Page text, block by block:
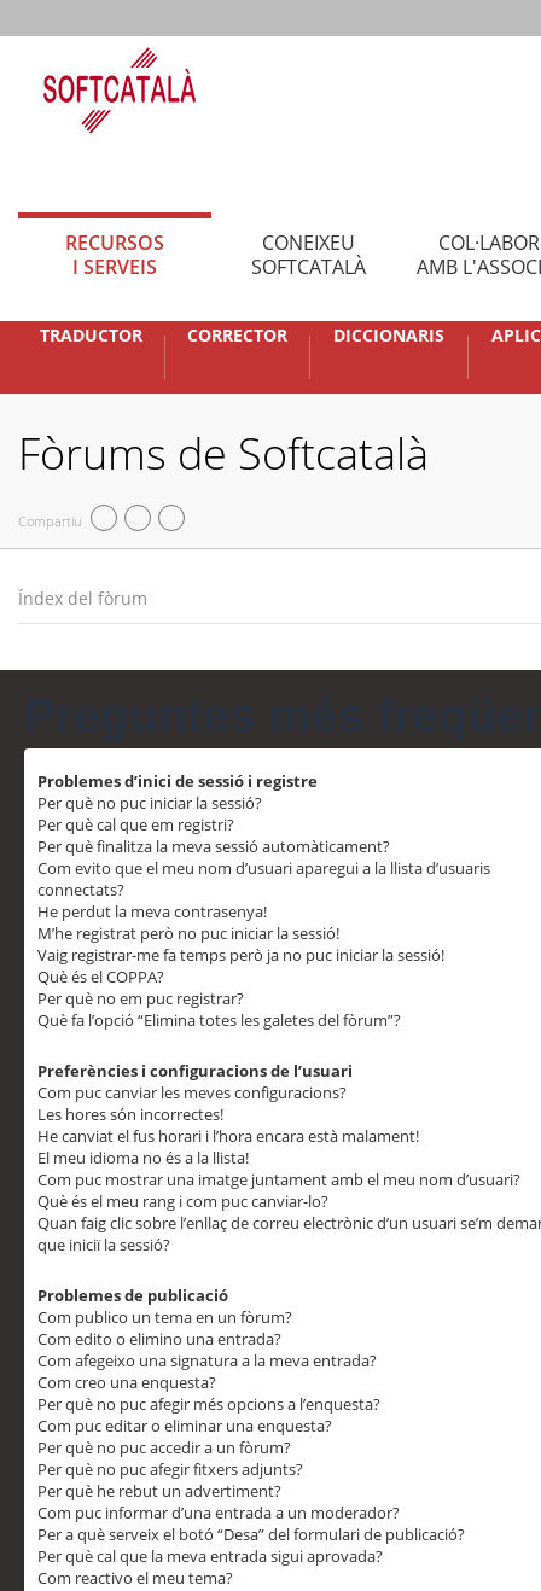
RECURSOS
I SERVEIS
CONEIXEU
SOFTCATALÀ
AMB
TRADUCTOR CORRECTOR DICCIONARIS
Fòrums de Softcatalà
Compartiu
Índex del fòrum
Problemes d’inici de sessió i registre
Per què no puc iniciar la sessió?
Per què cal que em registri?
Per què finalitza la meva sessió automàticament?
Com evito que el meu nom d’usuari aparegui a la llista d’usuaris
connectats?
He perdut la meva contrasenya!
M’he registrat però no puc iniciar la sessió!
Vaig registrar-me fa temps però ja no puc iniciar la sessió!
Què és el COPPA?
Per què no em puc registrar?
Què fa l’opció “Elimina totes les galetes del fòrum”?
Preferències i configuracions de l’usuari
Com puc canviar les meves configuracions?
Les hores són incorrectes!
He canviat el fus horari i l’hora encara està malament!
El meu idioma no és a la llista!
Com puc mostrar una imatge juntament amb el meu nom d’usuari?
Què és el meu rang i com puc canviar-lo?
Quan faig clic sobre l’enllaç de correu electrònic d’un usuari se’m
que iniciï la sessió?
Problemes de publicació
Com publico un tema en un fòrum?
Com edito o elimino una entrada?
Com afegeixo una signatura a la meva entrada?
Com creo una enquesta?
Per què no puc afegir més opcions a l’enquesta?
Com puc editar o eliminar una enquesta?
Per què no puc accedir a un fòrum?
Per què no puc afegir fitxers adjunts?
Per què he rebut un advertiment?
Com puc informar d’una entrada a un moderador?
Per a què serveix el botó “Desa” del formulari de publicació?
Per què cal que la meva entrada sigui aprovada?
Com reactivo el meu tema?